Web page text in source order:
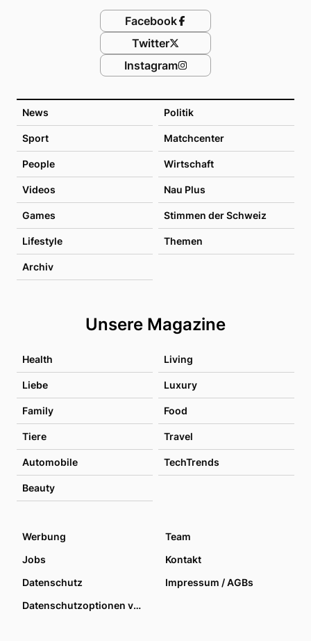
News Politik
Sport Matchcenter
People Wirtschaft
Videos Nau Plus
Games Stimmen der Schweiz
Lifestyle Themen
Archiv
Unsere Magazine
Health Living
Liebe Luxury
Family Food
Tiere Travel
Automobile TechTrends
Beauty
Facebook
Twitter
Instagram
Werbung
Team
Jobs
Kontakt
Datenschutz
Impressum / AGBs
Datenschutzoptionen verwalten